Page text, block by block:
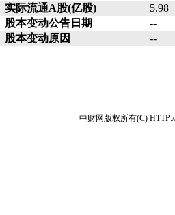
实际流通A股(亿股)
5.98
股本变动公告日期
--
股本变动原因
--
中财网版权所有(C)